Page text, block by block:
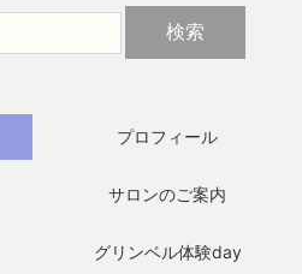
プロフィール
サロンのご案内
グリンベル体験day